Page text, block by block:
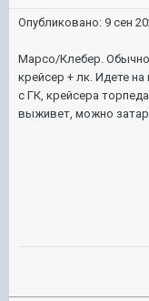
Опубликовано: 9 сен
Марсо/Клебер. Обычно
крейсер + лк. Идете
с ГК, крейсера
выживет, можно